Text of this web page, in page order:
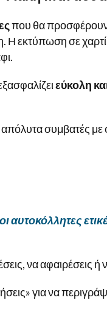
που θα προσφέρουν
Η εκτύπωση σε
εύκολη
απόλυτα συμβατές με
αυτοκόλλητες
να αφαιρέσεις ή
για να